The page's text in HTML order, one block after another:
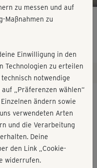
dynamic
zu messen und auf
Maßnahmen zu
Einwilligung in den
Technologien zu erteilen
notwendige
„Präferenzen wählen“
ändern sowie
verwendeten Arten
und die Verarbeitung
Deine
den Link „Cookie-
widerrufen.